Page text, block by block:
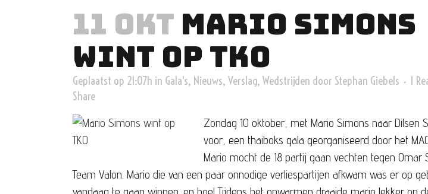
11 OKT MARIO SIMONS
WINT OP TKO
Geplaatst op 21:07h in Gala's, Nieuws, Verslag, Wedstrijden door Stephan Giebels 1
Share
Zondag 10 oktober, met Mario Simons naar Dilsen
voor, een thaiboks gala georganiseerd door het
Mario mocht de 18 partij gaan vechten tegen Omar
Team Valon. Mario die van een paar onnodige verliespartijen afkwam was er op